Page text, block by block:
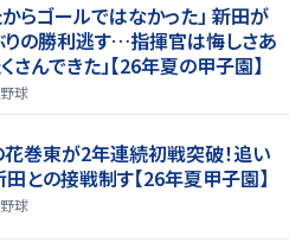
らゴールではなかった」 新田が
の勝利逃す…指揮官は悔しさあ
さんできた」【26年夏の甲子園】
野球
巻東が2年連続初戦突破！追い
田との接戦制す【26年夏甲子園】
野球